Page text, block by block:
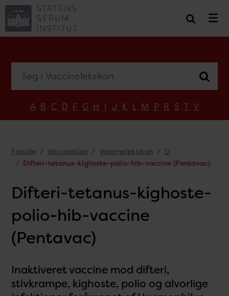
A B C D F G H I J K L M P R S T V
Forside Vaccination Vaccineleksikon
D
Difteri-tetanus-kighoste-polio-hib-vaccine (Pentavac)
Difteri-tetanus-kighoste-
polio-hib-vaccine
(Pentavac)
Inaktiveret vaccine mod difteri,
stivkrampe, kighoste, polio og alvorlige